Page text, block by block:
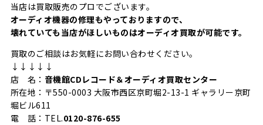
当店は買取販売のプロでございます。
オーディオ機器の修理もやっておりますので、
壊れていても当店がほしいものはオーディオ買取が可能です。
買取のご相談はお気軽にお問い合わせください。
↓↓↓↓↓
店 名： 音機館CDレコード＆オーディオ買取センター
所在地：〒550-0003 大阪市西区京町堀2-13-1 ギャラリー京町
堀ビル611
電 話：TEL.0120-876-655